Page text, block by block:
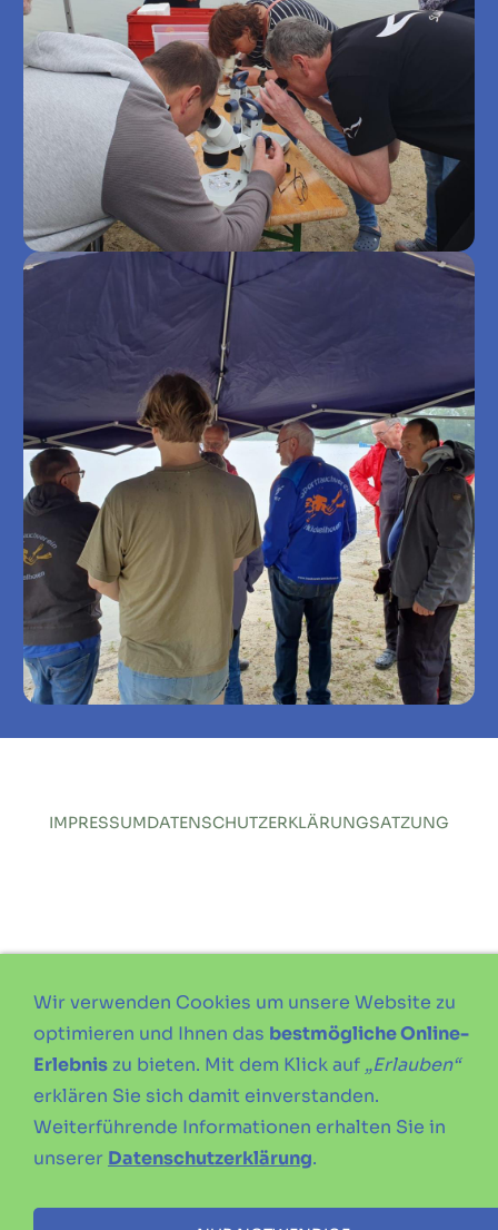
IMPRESSUMDATENSCHUTZERKLÄRUNGSATZUNG
Wir verwenden Cookies um unsere Website zu
optimieren und Ihnen das bestmögliche Online-
Erlebnis zu bieten. Mit dem Klick auf „Erlauben“
erklären Sie sich damit einverstanden.
Weiterführende Informationen erhalten Sie in
unserer Datenschutzerklärung.